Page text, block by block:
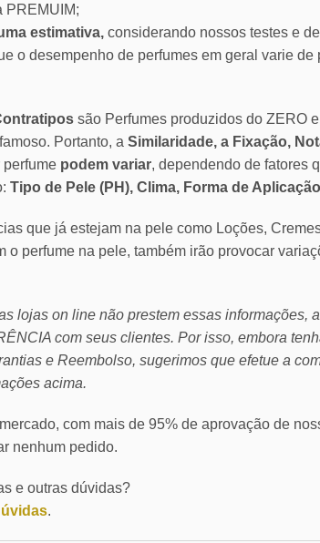
PREMUIM;
estimativa, considerando nossos testes e
o desempenho de perfumes em geral varie de
são Perfumes produzidos do ZERO e
famoso. Portanto, a Similaridade, a Fixação,
podem variar, dependendo de fatores
Tipo de Pele (PH), Clima, Forma de
que já estejam na pele como Loções,
o perfume na pele, também irão provocar
lojas on line não prestem essas informações, a
com seus clientes. Por isso, embora
e Reembolso, sugerimos que efetue a
acima.
com mais de 95% de aprovação de
nenhum pedido.
e outras dúvidas?
.